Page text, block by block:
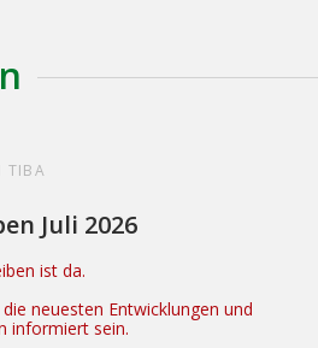
TIBA
Juli 2026
ist da.
neuesten Entwicklungen und
informiert sein.